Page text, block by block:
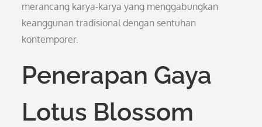
merancang karya-karya yang menggabungkan
keanggunan tradisional dengan sentuhan
kontemporer.
Penerapan Gaya
Lotus Blossom